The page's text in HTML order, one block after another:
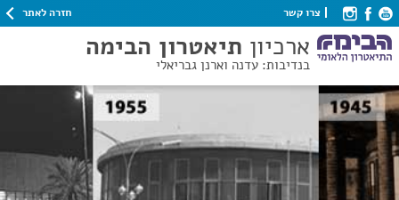
צרו קשר חזרה לאתר
ארכיון תיאטרון הבימה
בנדיבות: עדנה וארנן גבריאלי